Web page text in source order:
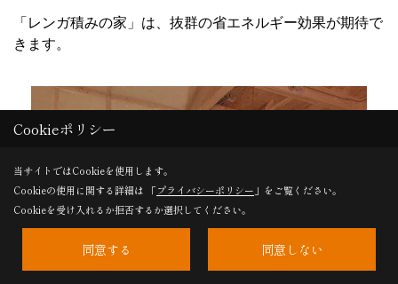
「レンガ積みの家」は、抜群の省エネルギー効果が期待で
きます。
Cookieポリシー
当サイトではCookieを使用します。
Cookieの使用に関する詳細は 「プライバシーポリシー 」をご覧ください。
Cookieを受け入れるか拒否するか選択してください。
同意する 同意しない